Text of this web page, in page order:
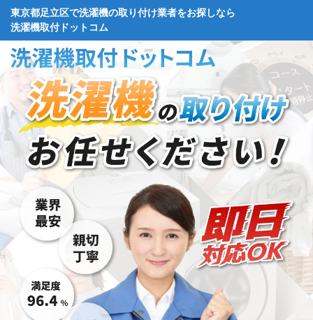
東京都足立区で洗濯機の取り付け業者をお探しなら
洗濯機取付ドットコム